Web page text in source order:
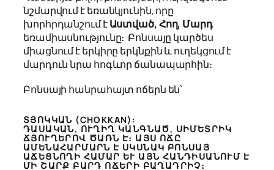
նշմարվում է եռանկյունին, որը
խորհրդանշում էԱստված, Հող, Մարդ
եռամիասնությունը։ Բոնսայը կարծես
միացնում է երկիրը երկնքին և ուղեկցում է
մարդուն նրա հոգևոր ճանապարհին։
Բոնսայի հանրահայտ ոճերն են՝
ՏՅՈԿԿԱՆ (CHOKKAN):
ԴԱՍԱԿԱՆ, ՈՒՂԻՂ ԿԱՆԳՆԱԾ, ՍԻՄԵՏՐԻԿ
ՃՅՈՒՂԵՐՈՎ ԾԱՌՆ Է։ ԱՅՍ ՈՃԸ
ԱՄԵՆԱՀԱՐՄԱՐՆ Է ՍԿՍՆԱԿ ԲՈՆՍԱՅ
ԱՃԵՑՆՈՂԻ ՀԱՄԱՐ ԵՒ ԱՅՆ ՀԱՆԴԻՍԱՆՈՒՄ Է Մ
Ի ՇԱՐՔ ԲԱՐԴ ՈՃԵՐԻ ԲԱՂԱԴՐԻՉ։